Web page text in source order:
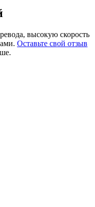
высокую скорость
Оставьте свой отзыв